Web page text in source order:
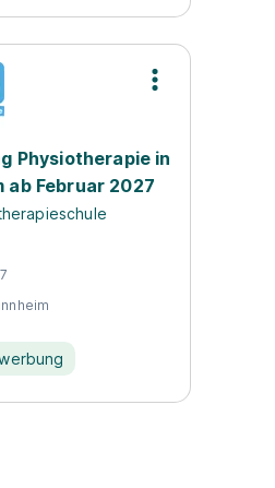
Physiotherapie in
ab Februar 2027